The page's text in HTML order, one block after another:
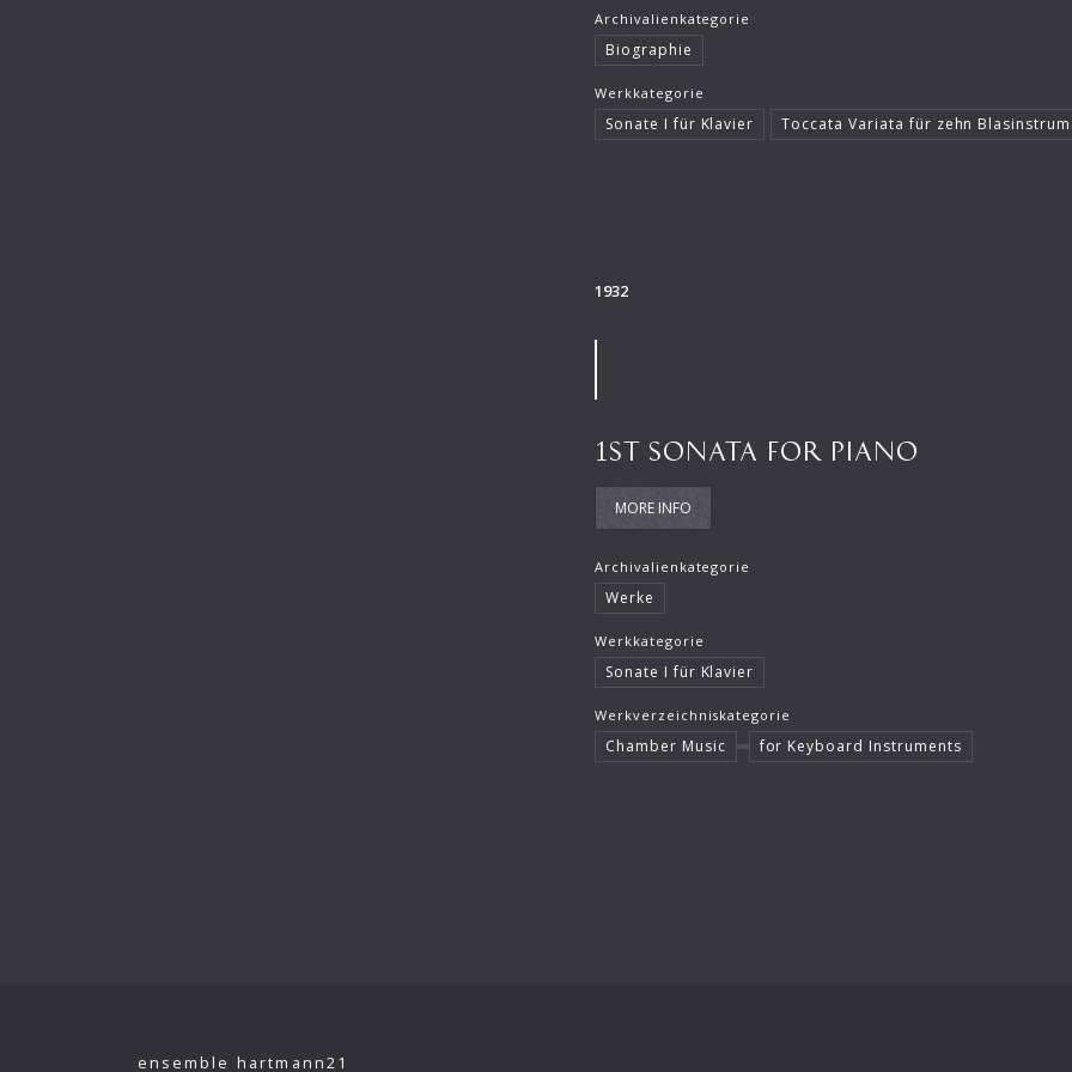
Archivalienkategorie
Biographie
Werkkategorie
Sonate I für Klavier Toccata Variata für zehn
1932
1ST SONATA FOR PIANO
MORE INFO
Archivalienkategorie
Werke
Werkkategorie
Sonate I für Klavier
Werkverzeichniskategorie
Chamber Music for Keyboard Instruments
ensemble hartmann21